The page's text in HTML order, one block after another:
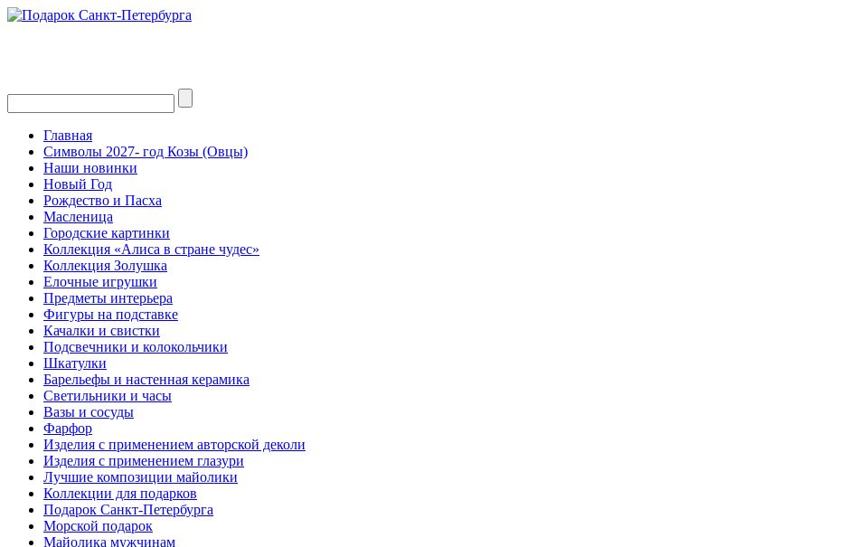
Главная
Символы 2027- год Козы (Овцы)
Наши новинки
Новый Год
Рождество и Пасха
Масленица
Городские картинки
Коллекция «Алиса в стране чудес»
Коллекция Золушка
Елочные игрушки
Предметы интерьера
Фигуры на подставке
Качалки и свистки
Подсвечники и колокольчики
Шкатулки
Барельефы и настенная керамика
Светильники и часы
Вазы и сосуды
Фарфор
Изделия с применением авторской деколи
Изделия с применением глазури
Лучшие композиции майолики
Коллекции для подарков
Подарок Санкт-Петербурга
Морской подарок
Майолика мужчинам